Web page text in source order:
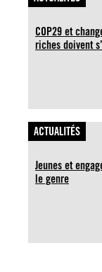
COP29 et
riches doivent
ACTUALITÉS
Jeunes et
le genre